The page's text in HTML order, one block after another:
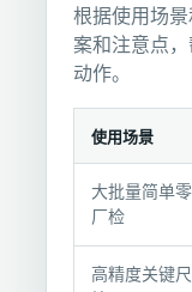
根据使用场
案和注意点
动作。
件
使用场景
大批量简单
厂检
高精度关键